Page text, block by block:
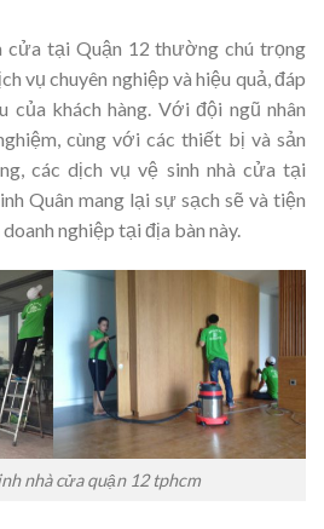
cửa tại Quận 12 thường chú trọng
vụ chuyên nghiệp và hiệu quả, đáp
của khách hàng. Với đội ngũ nhân
cùng với các thiết bị và sản
các dịch vụ vệ sinh nhà cửa tại
Quân mang lại sự sạch sẽ và tiện
nghiệp tại địa bàn này.
nhà cửa quận 12 tphcm